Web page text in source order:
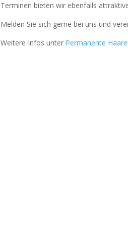
Terminen bieten wir ebenfalls
Melden Sie sich gerne bei uns und
Weitere Infos unter Permanente